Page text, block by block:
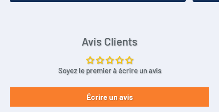
Avis Clients
Soyez le premier à écrire un avis
Écrire un avis